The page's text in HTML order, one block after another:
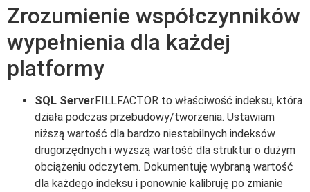
Zrozumienie współczynników
wypełnienia dla każdej
platformy
SQL ServerFILLFACTOR to właściwość indeksu, która
działa podczas przebudowy/tworzenia. Ustawiam
niższą wartość dla bardzo niestabilnych indeksów
drugorzędnych i wyższą wartość dla struktur o dużym
obciążeniu odczytem. Dokumentuję wybraną wartość
dla każdego indeksu i ponownie kalibruję po zmianie